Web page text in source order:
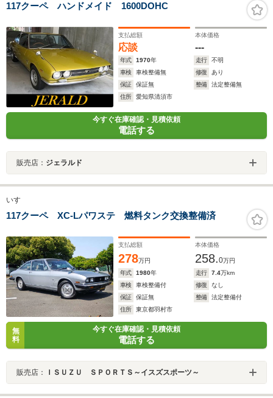
117クーペ ハンドメイド 1600DOHC
支払総額
応談
本体価格
---
年式 1970年 走行
不明
車検
車検整備無 修復
あり
保証
保証無 整備
法定整備無
住所
愛知県清須市
今すぐ在庫確認・見積依頼
電話する
販売店： ジェラルド
いすゞ
117クーペ XC-Lパワステ 燃料タンク交換整備済
支払総額
278万円
本体価格
258.0万円
年式
1980年 走行 7.4万km
車検
車検整備付 修復
なし
保証
保証無 整備
法定整備付
住所
東京都羽村市
無
料
今すぐ在庫確認・見積依頼
電話する
販売店： ＩＳＵＺＵ ＳＰＯＲＴＳ～イスズスポーツ～